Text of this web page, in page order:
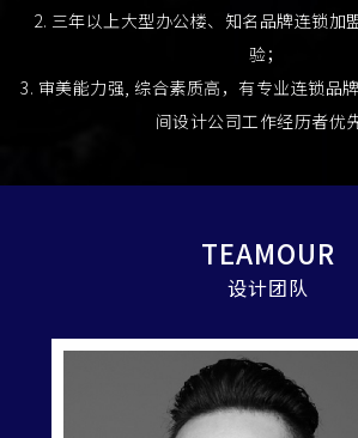
2. 三年以上大型办公楼、知名品牌连锁加
验；
3. 审美能力强, 综合素质高，有专业连锁品
间设计公司工作经历者优先
TEAMOUR
设计团队